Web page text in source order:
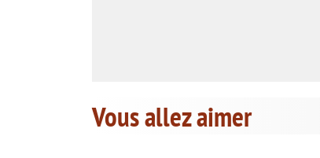
Vous allez aimer